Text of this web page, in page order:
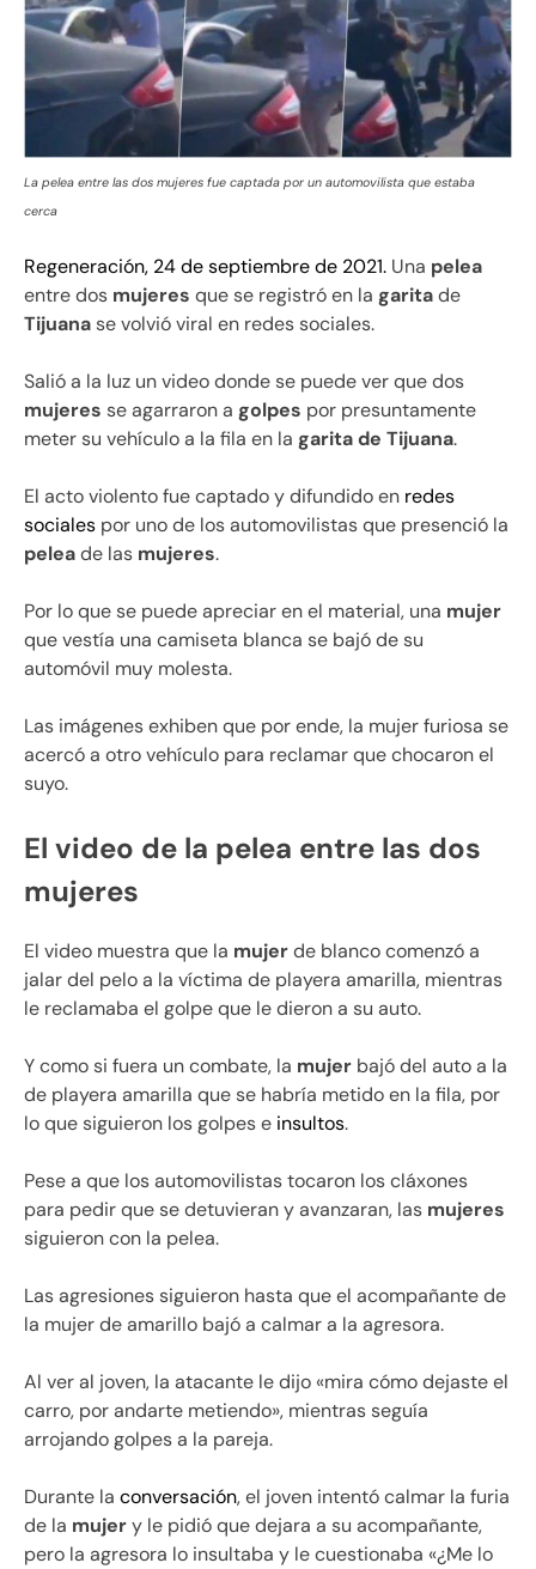
La pelea entre las dos mujeres fue captada por un automovilista que estaba
cerca
Regeneración, 24 de septiembre de 2021. Una pelea
entre dos mujeres que se registró en la garitade
Tijuanase volvió viral en redes sociales.
Salió a la luz un video donde se puede ver que dos
mujeres se agarraron a golpes por presuntamente
meter su vehículo a la fila en la garita de Tijuana.
El acto violento fue captado y difundido en redes
sociales por uno de los automovilistas que presenció la
peleade las mujeres.
Por lo que se puede apreciar en el material, una mujer
que vestía una camiseta blanca se bajó de su
automóvil muy molesta.
Las imágenes exhiben que por ende, la mujer furiosa se
acercó a otro vehículo para reclamar que chocaron el
suyo.
El video de la pelea entre las dos
mujeres
El video muestra que la mujerde blanco comenzó a
jalar del pelo a la víctima de playera amarilla, mientras
le reclamaba el golpe que le dieron a su auto.
Y como si fuera un combate, la mujer bajó del auto a la
de playera amarilla que se habría metido en la fila, por
lo que siguieron los golpes e insultos.
Pese a que los automovilistas tocaron los cláxones
para pedir que se detuvieran y avanzaran, las mujeres
siguieron con la pelea.
Las agresiones siguieron hasta que el acompañante de
la mujer de amarillo bajó a calmar a la agresora.
Al ver al joven, la atacante le dijo «mira cómo dejaste el
carro, por andarte metiendo», mientras seguía
arrojando golpes a la pareja.
Durante la conversación, el joven intentó calmar la furia
de la mujery le pidió que dejara a su acompañante,
pero la agresora lo insultaba y le cuestionaba «¿Me lo